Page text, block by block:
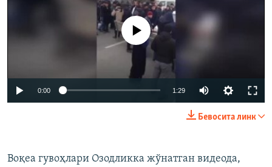
Айни дамда медиа-манба мавжуд эмас
0:00 1:29
Бевосита линк
Воқеа гувоҳлари Озодликка жўнатган видеода,